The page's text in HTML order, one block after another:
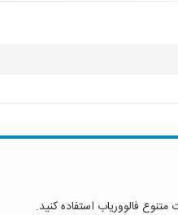
متنوع فالووریاب استفاده کنید.